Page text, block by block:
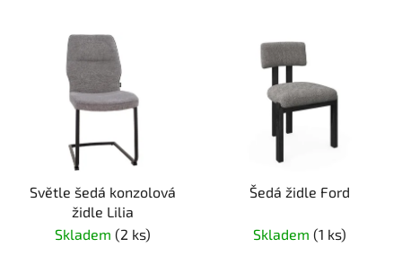
Světle šedá konzolová
židle Lilia
Skladem (2 ks)
Šedá židle Ford
Skladem (1 ks)